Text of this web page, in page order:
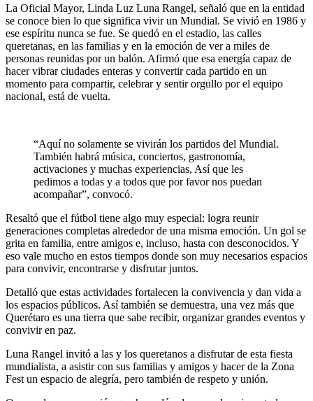
La Oficial Mayor, Linda Luz Luna Rangel, señaló que en la entidad
se conoce bien lo que significa vivir un Mundial. Se vivió en 1986 y
ese espíritu nunca se fue. Se quedó en el estadio, las calles
queretanas, en las familias y en la emoción de ver a miles de
personas reunidas por un balón. Afirmó que esa energía capaz de
hacer vibrar ciudades enteras y convertir cada partido en un
momento para compartir, celebrar y sentir orgullo por el equipo
nacional, está de vuelta.
“Aquí no solamente se vivirán los partidos del Mundial.
También habrá música, conciertos, gastronomía,
activaciones y muchas experiencias, Así que les
pedimos a todas y a todos que por favor nos puedan
acompañar”, convocó.
Resaltó que el fútbol tiene algo muy especial: logra reunir
generaciones completas alrededor de una misma emoción. Un gol se
grita en familia, entre amigos e, incluso, hasta con desconocidos. Y
eso vale mucho en estos tiempos donde son muy necesarios espacios
para convivir, encontrarse y disfrutar juntos.
Detalló que estas actividades fortalecen la convivencia y dan vida a
los espacios públicos. Así también se demuestra, una vez más que
Querétaro es una tierra que sabe recibir, organizar grandes eventos y
convivir en paz.
Luna Rangel invitó a las y los queretanos a disfrutar de esta fiesta
mundialista, a asistir con sus familias y amigos y hacer de la Zona
Fest un espacio de alegría, pero también de respeto y unión.